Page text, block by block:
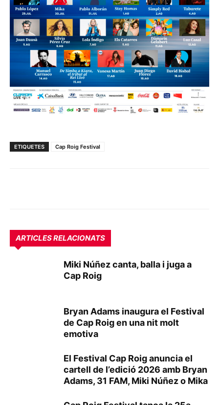
ETIQUETES Cap Roig Festival
ARTICLES RELACIONATS
Miki Núñez canta, balla i juga a
Cap Roig
Bryan Adams inaugura el Festival
de Cap Roig en una nit molt
emotiva
El Festival Cap Roig anuncia el
cartell de l’edició 2026 amb Bryan
Adams, 31 FAM, Miki Núñez o Mika